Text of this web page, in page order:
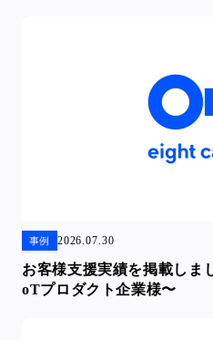
事例 2026.07.30
お客様支援実績を掲載しま
oTプロダクト企業様〜